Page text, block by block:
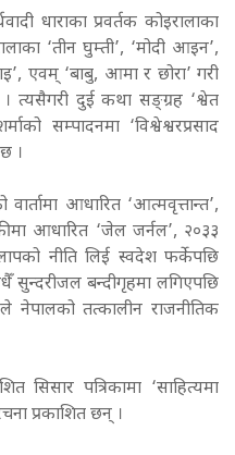
धाराका प्रवर्तक कोइरालाका
‘तीन घुम्ती’, ‘मोदी आइन’,
एवम् ‘बाबु, आमा र छोरा’ गरी
त्यसैगरी दुई कथा सङ्ग्रह ‘श्वेत
सम्पादनमा ‘विश्वेश्वरप्रसाद
।
आधारित ‘आत्मवृत्तान्त’,
आधारित ‘जेल जर्नल’, २०३३
नीति लिई स्वदेश फर्केपछि
सुन्दरीजल बन्दीगृहमा लगिएपछि
नेपालको तत्कालीन राजनीतिक
सिसार पत्रिकामा ‘साहित्यमा
प्रकाशित छन् ।